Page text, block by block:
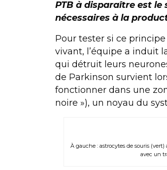
PTB à disparaître est
nécessaires à la
Pour tester si ce
vivant, l’équipe a induit
qui détruit leurs
de Parkinson survient
fonctionner dans une
noire »), un noyau du
À gauche : astrocytes de souris
avec un